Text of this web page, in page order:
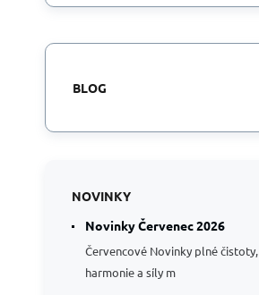
BLOG
NOVINKY
Novinky Červenec 2026
Červencové Novinky plné čistoty,
harmonie a síly m